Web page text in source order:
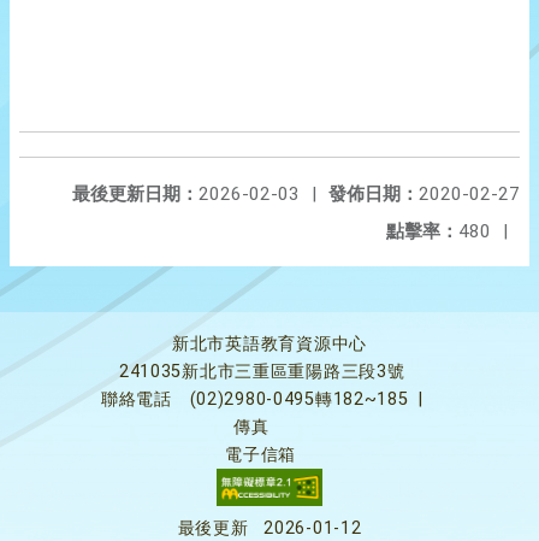
發佈日期： 2020-02-27
最後更新日期： 2026-02-03
|
點擊率： 480 |
新北市英語教育資源中心
241035新北市三重區重陽路三段3號
聯絡電話
(02)2980-0495轉182~185
傳真
電子信箱
最後更新 2026-01-12